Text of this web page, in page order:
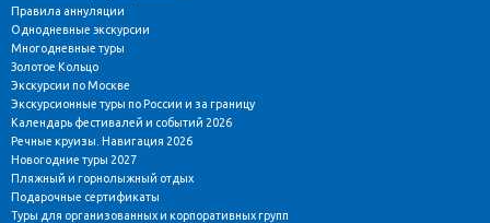
Правила аннуляции
Однодневные экскурсии
Многодневные туры
Золотое Кольцо
Экскурсии по Москве
Экскурсионные туры по России и за границу
Календарь фестивалей и событий 2026
Речные круизы. Навигация 2026
Новогодние туры 2027
Пляжный и горнолыжный отдых
Подарочные сертификаты
Туры для организованных и корпоративных групп